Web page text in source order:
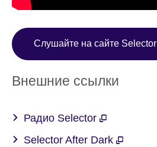
Слушайте на сайте Selector
Внешние ссылки
Радио Selector
Selector After Dark